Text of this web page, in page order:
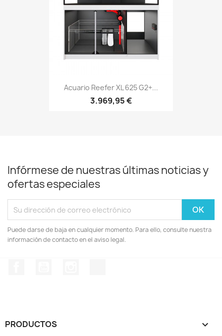
Acuario Reefer XL 625 G2+...
3.969,95 €
Infórmese de nuestras últimas noticias y
ofertas especiales
Puede darse de baja en cualquier momento. Para ello, consulte nuestra
información de contacto en el aviso legal.
PRODUCTOS 